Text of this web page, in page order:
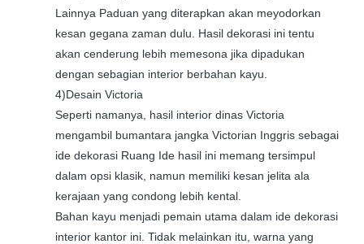
Lainnya Paduan yang diterapkan akan meyodorkan
kesan gegana zaman dulu. Hasil dekorasi ini tentu
akan cenderung lebih memesona jika dipadukan
dengan sebagian interior berbahan kayu.
4)Desain Victoria
Seperti namanya, hasil interior dinas Victoria
mengambil bumantara jangka Victorian Inggris sebagai
ide dekorasi Ruang Ide hasil ini memang tersimpul
dalam opsi klasik, namun memiliki kesan jelita ala
kerajaan yang condong lebih kental.
Bahan kayu menjadi pemain utama dalam ide dekorasi
interior kantor ini. Tidak melainkan itu, warna yang